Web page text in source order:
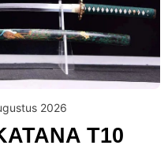
2026
T10